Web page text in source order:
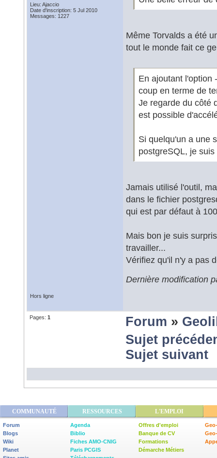
Lieu: Ajaccio
Date d'inscription: 5 Jul 2010
Messages: 1227
Même Torvalds a été
tout le monde fait ce
En ajoutant l'option
coup en terme de
Je regarde du côté
est possible
Si quelqu'un a une
postgreSQL, je suis
Jamais utilisé l'outil,
dans le fichier
qui est par défaut à
Mais bon je suis
travailler...
Vérifiez qu'il n'y a pas
Dernière modification
Hors ligne
Pages: 1 Forum »
Sujet
Sujet suivant
COMMUNAUTÉ RESSOURCES L'EMPLOI
Forum
Blogs
Wiki
Planet
Agenda
Biblio
Fiches AMO-CNIG
Paris PCGIS
Offres d'emploi
Banque de CV
Formations
Démarche Métiers